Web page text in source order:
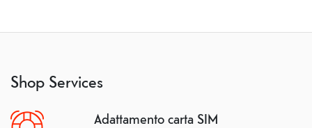
Shop Services
Adattamento carta SIM